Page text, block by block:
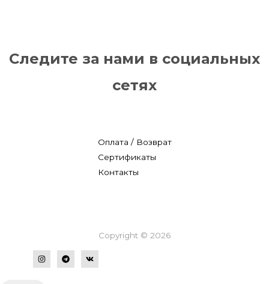
Следите за нами в социальных
сетях
Оплата / Возврат
Сертификаты
Контакты
Copyright © 2026